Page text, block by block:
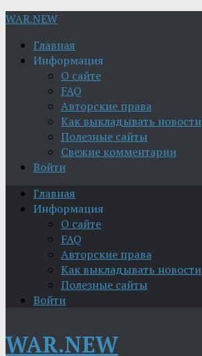
WAR.NEW
Главная
Информация
О сайте
FAQ
Авторские права
Как выкладывать новости
Полезные сайты
Свежие комментарии
Войти
Главная
Информация
О сайте
FAQ
Авторские права
Как выкладывать новости
Полезные сайты
Войти
WAR.NEW